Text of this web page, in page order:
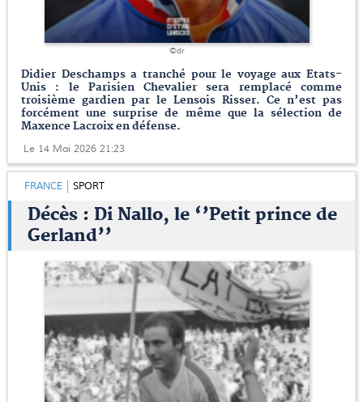
©dr
Didier Deschamps a tranché pour le voyage aux Etats-
Unis : le Parisien Chevalier sera remplacé comme
troisième gardien par le Lensois Risser. Ce n’est pas
forcément une surprise de même que la sélection de
Maxence Lacroix en défense.
Le 14 Mai 2026 21:23
FRANCE SPORT
Décès : Di Nallo, le ‘’Petit prince de
Gerland’’